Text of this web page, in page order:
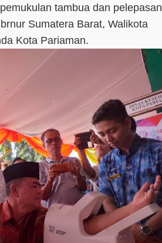
tambua dan pelepasan
Sumatera Barat, Walikota
Kota Pariaman.